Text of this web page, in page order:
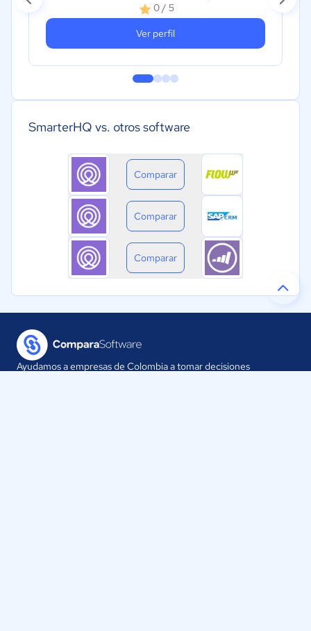
0 / 5
Ver perfil
SmarterHQ vs. otros software
Comparar
Comparar
Comparar
Ayudamos a empresas de Colombia a tomar decisiones